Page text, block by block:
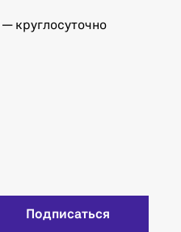
— круглосуточно
Подписаться